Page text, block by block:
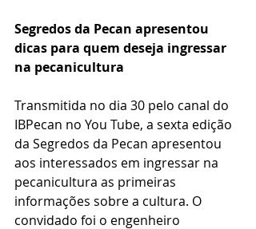
Segredos da Pecan apresentou
dicas para quem deseja ingressar
na pecanicultura
Transmitida no dia 30 pelo canal do
IBPecan no You Tube, a sexta edição
da Segredos da Pecan apresentou
aos interessados em ingressar na
pecanicultura as primeiras
informações sobre a cultura. O
convidado foi o engenheiro